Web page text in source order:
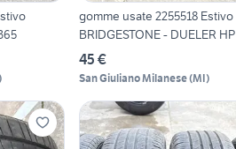
)
gomme usate 2255518 Estivo
BRIDGESTONE - DUELER HP
45 €
San Giuliano Milanese(MI)